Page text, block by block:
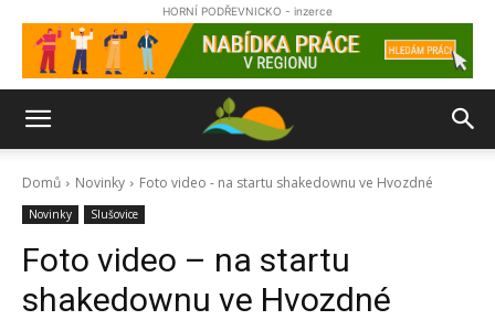
HORNÍ PODŘEVNICKO - inzerce
Domů Novinky Foto video - na startu shakedownu ve Hvozdné
Novinky Slušovice
Foto video – na startu
shakedownu ve Hvozdné